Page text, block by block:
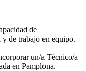
de
de trabajo en equipo.
un/a Técnico/a
en Pamplona.